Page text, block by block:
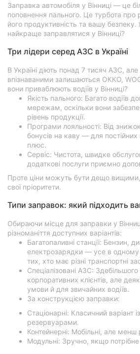
Заправка автомобіля у Вінниці — це
поповнення пального. Це турбота про
його продуктивність та вашу
найкраще заправлятися у Вінниці?
Три лідери серед АЗС в Україні
В Україні діють понад 7 тисяч АЗС,
впізнаваними залишаються ОККО,
вони приваблюють водіїв у Вінниці?
Якість пального: Багато водіїв
мережам, оскільки вони
рівень продукції.
Програми лояльності: Від
бонусів на каву — для постійних
плюс.
Сервіс: Чистота, швидке
додаткові послуги приємно
Проте ціни можуть бути дещо
свої пріоритети.
Типи заправок: який підходить
Обираючи місце для заправки у
різноманіття доступних варіантів:
Багатопаливні станції: Бензин,
електрозарядки — усе в одному
тих, хто має різні транспортні
Спеціалізовані АЗС:
корпоративних клієнтів, але
умови й для звичайних водіїв.
За конструкцією заправки:
Стаціонарні: Класичний варіант
резервуарами.
Контейнерні: Мобільні, але
Модульні: Зручно, якщо потрібне